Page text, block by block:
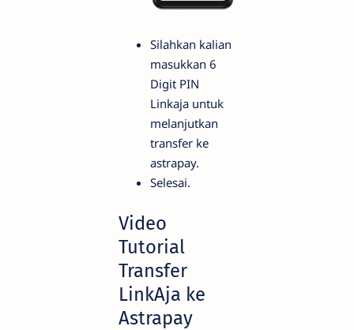
Silahkan kalian
masukkan 6
Digit PIN
Linkaja untuk
melanjutkan
transfer ke
astrapay.
Selesai.
Video
Tutorial
Transfer
LinkAja ke
Astrapay